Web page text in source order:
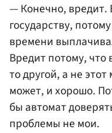
— Конечно, вредит.
государству,
времени
Вредит потому,
то другой, а не
может, и хорошо.
бы автомат
проблемы не мои.